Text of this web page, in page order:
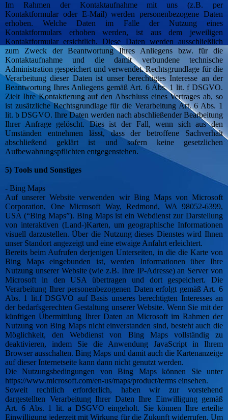
Im Rahmen der Kontaktaufnahme mit uns (z.B. per
Kontaktformular oder E-Mail) werden personenbezogene Daten
erhoben. Welche Daten im Falle der Nutzung eines
Kontaktformulars erhoben werden, ist aus dem jeweiligen
Kontaktformular ersichtlich. Diese Daten werden ausschließlich
zum Zweck der Beantwortung Ihres Anliegens bzw. für die
Kontaktaufnahme und die damit verbundene technische
Administration gespeichert und verwendet. Rechtsgrundlage für die
Verarbeitung dieser Daten ist unser berechtigtes Interesse an der
Beantwortung Ihres Anliegens gemäß Art. 6 Abs. 1 lit. f DSGVO.
Zielt Ihre Kontaktierung auf den Abschluss eines Vertrages ab, so
ist zusätzliche Rechtsgrundlage für die Verarbeitung Art. 6 Abs. 1
lit. b DSGVO. Ihre Daten werden nach abschließender Bearbeitung
Ihrer Anfrage gelöscht. Dies ist der Fall, wenn sich aus den
Umständen entnehmen lässt, dass der betroffene Sachverhalt
abschließend geklärt ist und sofern keine gesetzlichen
Aufbewahrungspflichten entgegenstehen.
5) Tools und Sonstiges
- Bing Maps
Auf unserer Website verwenden wir Bing Maps von Microsoft
Corporation, One Microsoft Way, Redmond, WA 98052-6399,
USA (“Bing Maps”). Bing Maps ist ein Webdienst zur Darstellung
von interaktiven (Land-)Karten, um geographische Informationen
visuell darzustellen. Über die Nutzung dieses Dienstes wird Ihnen
unser Standort angezeigt und eine etwaige Anfahrt erleichtert.
Bereits beim Aufrufen derjenigen Unterseiten, in die die Karte von
Bing Maps eingebunden ist, werden Informationen über Ihre
Nutzung unserer Website (wie z.B. Ihre IP-Adresse) an Server von
Microsoft in den USA übertragen und dort gespeichert. Die
Verarbeitung Ihrer personenbezogenen Daten erfolgt gemäß Art. 6
Abs. 1 lit.f DSGVO auf Basis unseres berechtigten Interesses an
der bedarfsgerechten Gestaltung unserer Website. Wenn Sie mit der
künftigen Übermittlung Ihrer Daten an Microsoft im Rahmen der
Nutzung von Bing Maps nicht einverstanden sind, besteht auch die
Möglichkeit, den Webdienst von Bing Maps vollständig zu
deaktivieren, indem Sie die Anwendung JavaScript in Ihrem
Browser ausschalten. Bing Maps und damit auch die Kartenanzeige
auf dieser Internetseite kann dann nicht genutzt werden.
Die Nutzungsbedingungen von Bing Maps können Sie unter
https://www.microsoft.com/en-us/maps/product/terms einsehen.
Soweit rechtlich erforderlich, haben wir zur vorstehend
dargestellten Verarbeitung Ihrer Daten Ihre Einwilligung gemäß
Art. 6 Abs. 1 lit. a DSGVO eingeholt. Sie können Ihre erteilte
Einwilligung jederzeit mit Wirkung für die Zukunft widerrufen. Um